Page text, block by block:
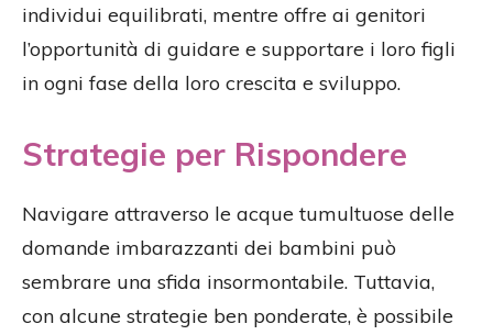
individui equilibrati, mentre offre ai genitori
l’opportunità di guidare e supportare i loro figli
in ogni fase della loro crescita e sviluppo.
Strategie per Rispondere
Navigare attraverso le acque tumultuose delle
domande imbarazzanti dei bambini può
sembrare una sfida insormontabile. Tuttavia,
con alcune strategie ben ponderate, è possibile